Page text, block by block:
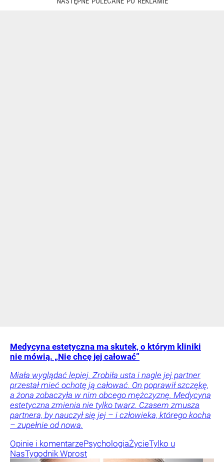
Medycyna estetyczna ma skutek, o którym kliniki
nie mówią. „Nie chcę jej całować”
Miała wyglądać lepiej. Zrobiła usta i nagle jej partner
przestał mieć ochotę ją całować. On poprawił szczękę,
a żona zobaczyła w nim obcego mężczyznę. Medycyna
estetyczna zmienia nie tylko twarz. Czasem zmusza
partnera, by nauczył się jej – i człowieka, którego kocha
– zupełnie od nowa.
Opinie i komentarzePsychologiaŻycieTylko u
NasTygodnik Wprost